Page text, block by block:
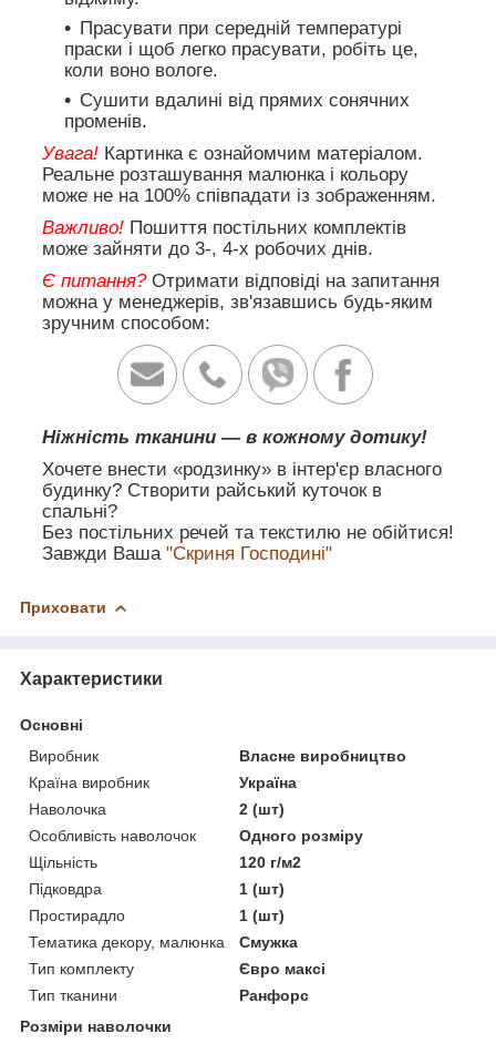
Прасувати при середній температурі
праски і щоб легко прасувати, робіть це,
коли воно вологе.
Сушити вдалині від прямих сонячних
променів.
Увага! Картинка є ознайомчим матеріалом.
Реальне розташування малюнка і кольору
може не на 100% співпадати із зображенням.
Важливо! Пошиття постільних комплектів
може зайняти до 3-, 4-х робочих днів.
Є питання? Отримати відповіді на запитання
можна у менеджерів, зв'язавшись будь-яким
зручним способом:
Ніжність тканини — в кожному дотику!
Хочете внести «родзинку» в інтер'єр власного
будинку? Створити райський куточок в
спальні?
Без постільних речей та текстилю не обійтися!
Завжди Ваша "Скриня Господині"
Приховати
Характеристики
Основні
Виробник
Власне виробництво
Країна виробник
Україна
Наволочка
2 (шт)
Особливість наволочок
Одного розміру
Щільність
120 г/м2
Підковдра
1 (шт)
Простирадло
1 (шт)
Тематика декору, малюнка
Смужка
Тип комплекту
Євро максі
Тип тканини
Ранфорс
Розміри наволочки